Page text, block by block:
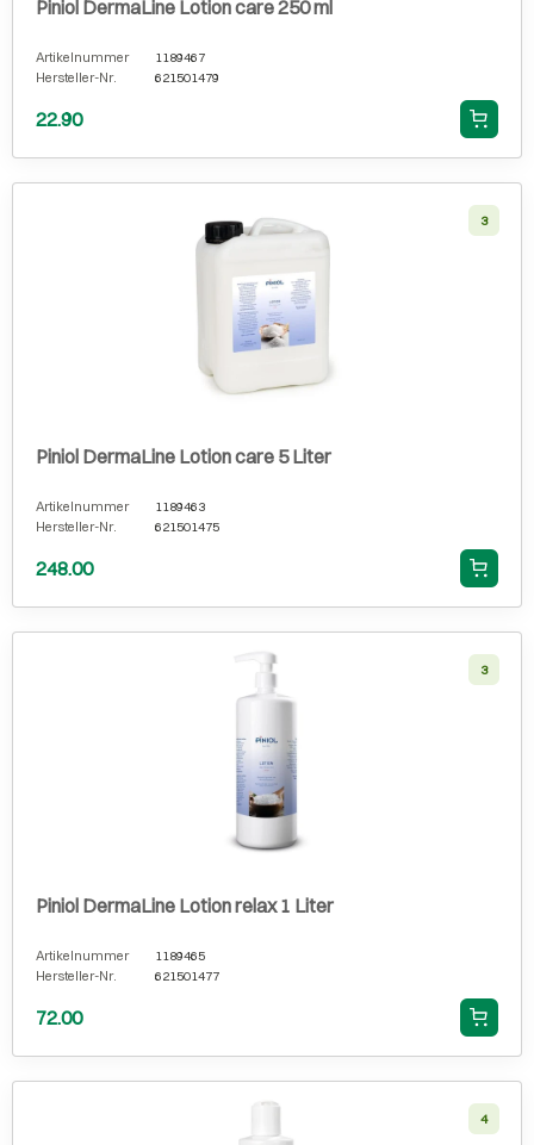
Piniol DermaLine Lotion care 250 ml
Artikelnummer
1189467
Hersteller-Nr.
621501479
22.90
3
Piniol DermaLine Lotion care 5 Liter
Artikelnummer
1189463
Hersteller-Nr.
621501475
248.00
3
Piniol DermaLine Lotion relax 1 Liter
Artikelnummer
1189465
Hersteller-Nr.
621501477
72.00
4